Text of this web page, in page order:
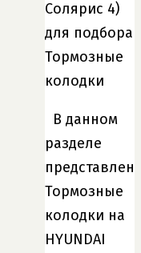
Солярис 4)
для подбора
Тормозные
колодки
В данном
разделе
представлен
Тормозные
колодки на
HYUNDAI